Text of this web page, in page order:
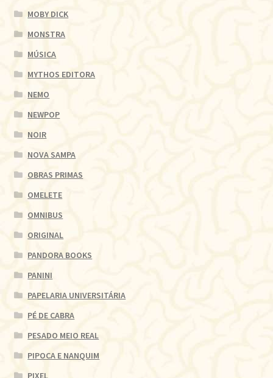
MOBY DICK
MONSTRA
MÚSICA
MYTHOS EDITORA
NEMO
NEWPOP
NOIR
NOVA SAMPA
OBRAS PRIMAS
OMELETE
OMNIBUS
ORIGINAL
PANDORA BOOKS
PANINI
PAPELARIA UNIVERSITÁRIA
PÉ DE CABRA
PESADO MEIO REAL
PIPOCA E NANQUIM
PIXEL